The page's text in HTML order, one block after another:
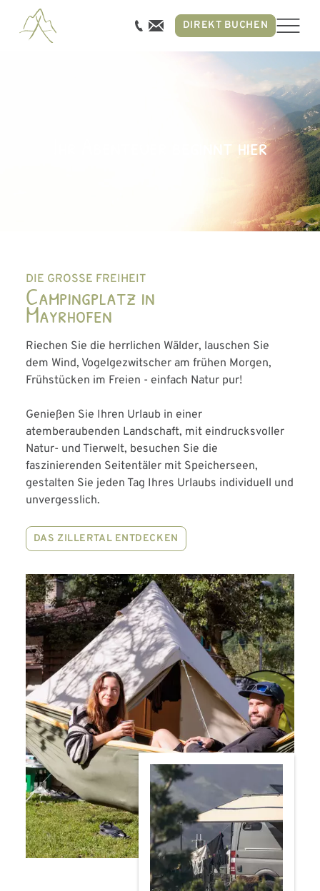
DIREKT BUCHEN
Ihr Abenteuer beginnt hier
DIE GROSSE FREIHEIT
Campingplatz in
Mayrhofen
Riechen Sie die herrlichen Wälder, lauschen Sie
dem Wind, Vogelgezwitscher am frühen Morgen,
Frühstücken im Freien - einfach Natur pur!
Genießen Sie Ihren Urlaub in einer
atemberaubenden Landschaft, mit eindrucksvoller
Natur- und Tierwelt, besuchen Sie die
faszinierenden Seitentäler mit Speicherseen,
gestalten Sie jeden Tag Ihres Urlaubs individuell und
unvergesslich.
DAS ZILLERTAL ENTDECKEN